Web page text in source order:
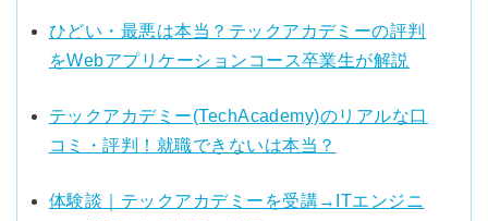
ひどい・最悪は本当？テックアカデミーの評判
をWebアプリケーションコース卒業生が解説
テックアカデミー(TechAcademy)のリアルな口
コミ・評判！就職できないは本当？
体験談｜テックアカデミーを受講→ITエンジニ